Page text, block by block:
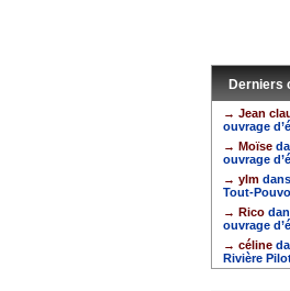
Derniers
→ Jean
ouvrage
→ Moïse
ouvrage
→ ylm
Tout-
→ Rico
ouvrage
→ céline
Rivière